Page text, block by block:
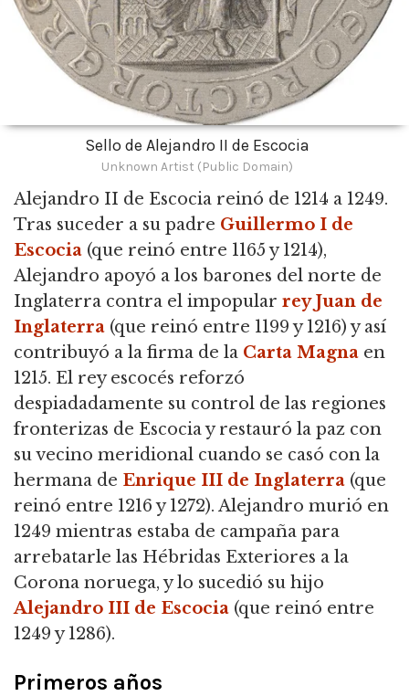
Sello de Alejandro II de Escocia
Unknown Artist (Public Domain)
Alejandro II de Escocia reinó de 1214 a 1249.
Tras suceder a su padre Guillermo I de
Escocia (que reinó entre 1165 y 1214),
Alejandro apoyó a los barones del norte de
Inglaterra contra el impopular rey Juan de
Inglaterra (que reinó entre 1199 y 1216) y así
contribuyó a la firma de la Carta Magna en
1215. El rey escocés reforzó
despiadadamente su control de las regiones
fronterizas de Escocia y restauró la paz con
su vecino meridional cuando se casó con la
hermana de Enrique III de Inglaterra (que
reinó entre 1216 y 1272). Alejandro murió en
1249 mientras estaba de campaña para
arrebatarle las Hébridas Exteriores a la
Corona noruega, y lo sucedió su hijo
Alejandro III de Escocia (que reinó entre
1249 y 1286).
Primeros años